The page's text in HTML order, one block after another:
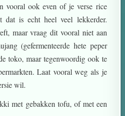
vooral ook even of je verse rice
dat is echt heel veel lekkerder.
maar vraag dit vooral niet aan
(gefermenteerde hete peper
toko, maar tegenwoordig ook te
Laat vooral weg als je
wil.
met gebakken tofu, of met een